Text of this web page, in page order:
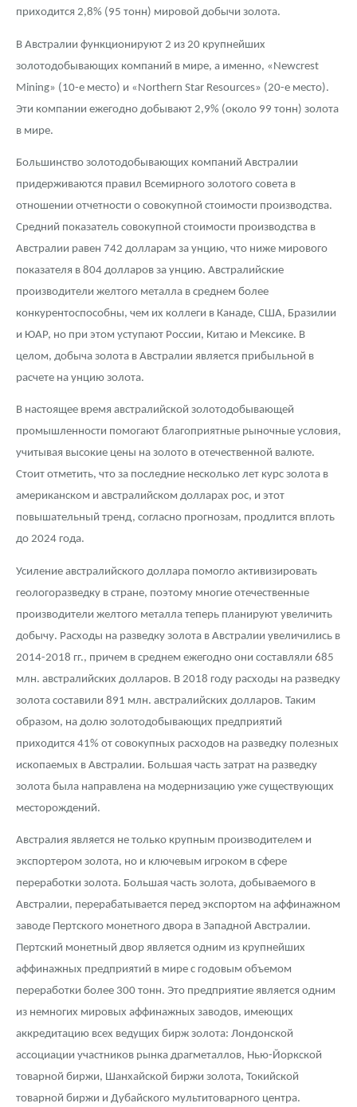
Книги по нумизматике
приходится 2,8% (95 тонн) мировой добычи золота.
В Австралии функционируют 2 из 20 крупнейших
золотодобывающих компаний в мире, а именно, «Newcrest
Mining» (10-е место) и «Northern Star Resources» (20-е место).
Эти компании ежегодно добывают 2,9% (около 99 тонн) золота
в мире.
Большинство золотодобывающих компаний Австралии
придерживаются правил Всемирного золотого совета в
отношении отчетности о совокупной стоимости производства.
Средний показатель совокупной стоимости производства в
Австралии равен 742 долларам за унцию, что ниже мирового
показателя в 804 долларов за унцию. Австралийские
производители желтого металла в среднем более
конкурентоспособны, чем их коллеги в Канаде, США, Бразилии
и ЮАР, но при этом уступают России, Китаю и Мексике. В
целом, добыча золота в Австралии является прибыльной в
расчете на унцию золота.
В настоящее время австралийской золотодобывающей
промышленности помогают благоприятные рыночные условия,
учитывая высокие цены на золото в отечественной валюте.
Стоит отметить, что за последние несколько лет курс золота в
американском и австралийском долларах рос, и этот
повышательный тренд, согласно прогнозам, продлится вплоть
до 2024 года.
Усиление австралийского доллара помогло активизировать
геологоразведку в стране, поэтому многие отечественные
производители желтого металла теперь планируют увеличить
добычу. Расходы на разведку золота в Австралии увеличились в
2014-2018 гг., причем в среднем ежегодно они составляли 685
млн. австралийских долларов. В 2018 году расходы на разведку
золота составили 891 млн. австралийских долларов. Таким
образом, на долю золотодобывающих предприятий
приходится 41% от совокупных расходов на разведку полезных
ископаемых в Австралии. Большая часть затрат на разведку
золота была направлена на модернизацию уже существующих
месторождений.
Австралия является не только крупным производителем и
экспортером золота, но и ключевым игроком в сфере
переработки золота. Большая часть золота, добываемого в
Австралии, перерабатывается перед экспортом на аффинажном
заводе Пертского монетного двора в Западной Австралии.
Пертский монетный двор является одним из крупнейших
аффинажных предприятий в мире с годовым объемом
переработки более 300 тонн. Это предприятие является одним
из немногих мировых аффинажных заводов, имеющих
аккредитацию всех ведущих бирж золота: Лондонской
ассоциации участников рынка драгметаллов, Нью-Йоркской
товарной биржи, Шанхайской биржи золота, Токийской
товарной биржи и Дубайского мультитоварного центра.